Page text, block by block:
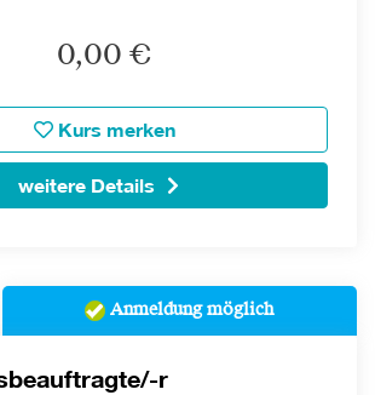
0,00 €
Kurs merken
weitere Details
Anmeldung möglich
r